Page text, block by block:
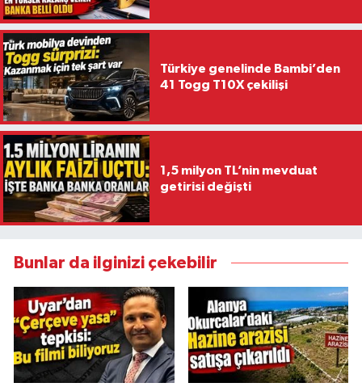
Türkiye genelinde Bambi’den
41 Togg T10X çekilişi
1,5 milyon TL’nin mevduat
getirisi değişti
Bunlar da ilginizi çekebilir